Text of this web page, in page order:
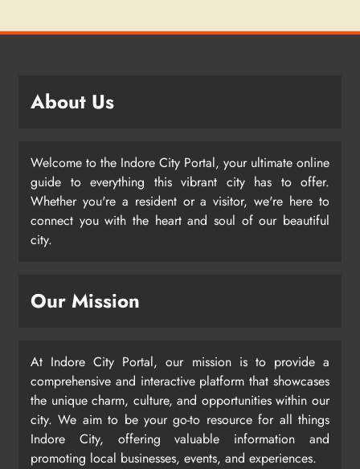
About Us
Welcome to the Indore City Portal, your ultimate online
guide to everything this vibrant city has to offer.
Whether you're a resident or a visitor, we're here to
connect you with the heart and soul of our beautiful
city.
Our Mission
At Indore City Portal, our mission is to provide a
comprehensive and interactive platform that showcases
the unique charm, culture, and opportunities within our
city. We aim to be your go-to resource for all things
Indore City, offering valuable information and
promoting local businesses, events, and experiences.